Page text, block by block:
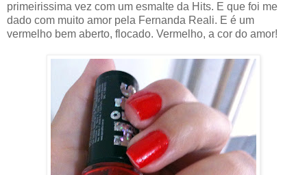
primeirissima vez com um esmalte da Hits. E que foi me
dado com muito amor pela Fernanda Reali. E é um
vermelho bem aberto, flocado. Vermelho, a cor do amor!